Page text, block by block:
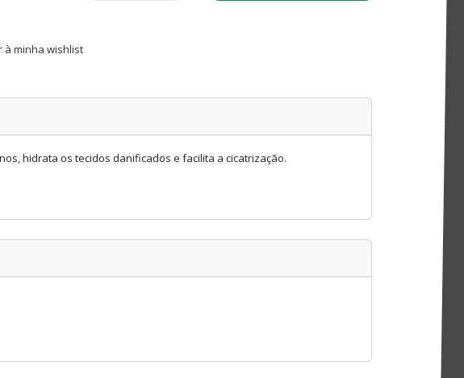
à minha wishlist
hidrata os tecidos danificados e facilita a cicatrização.